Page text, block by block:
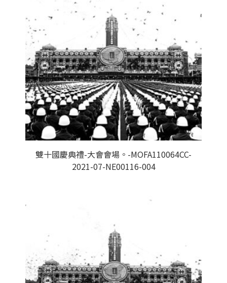
雙十國慶典禮-大會會場。-MOFA110064CC-
2021-07-NE00116-004